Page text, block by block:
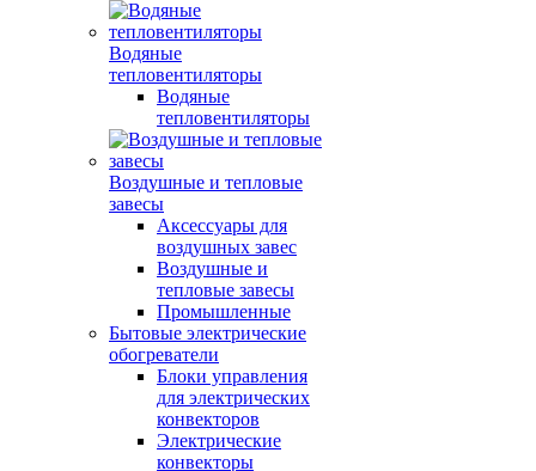
Водяные
тепловентиляторы
Водяные
тепловентиляторы
Воздушные и тепловые
завесы
Аксессуары для
воздушных завес
Воздушные и
тепловые завесы
Промышленные
Бытовые электрические
обогреватели
Блоки управления
для электрических
конвекторов
Электрические
конвекторы